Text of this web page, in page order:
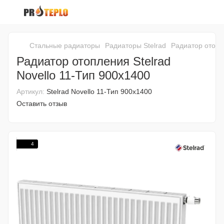
Стальные радиаторы Радиаторы Stelrad Радиатор
Радиатор отопления Stelrad
Novello 11-Тип 900х1400
Артикул: Stelrad Novello 11-Тип 900х1400
Оставить отзыв
4